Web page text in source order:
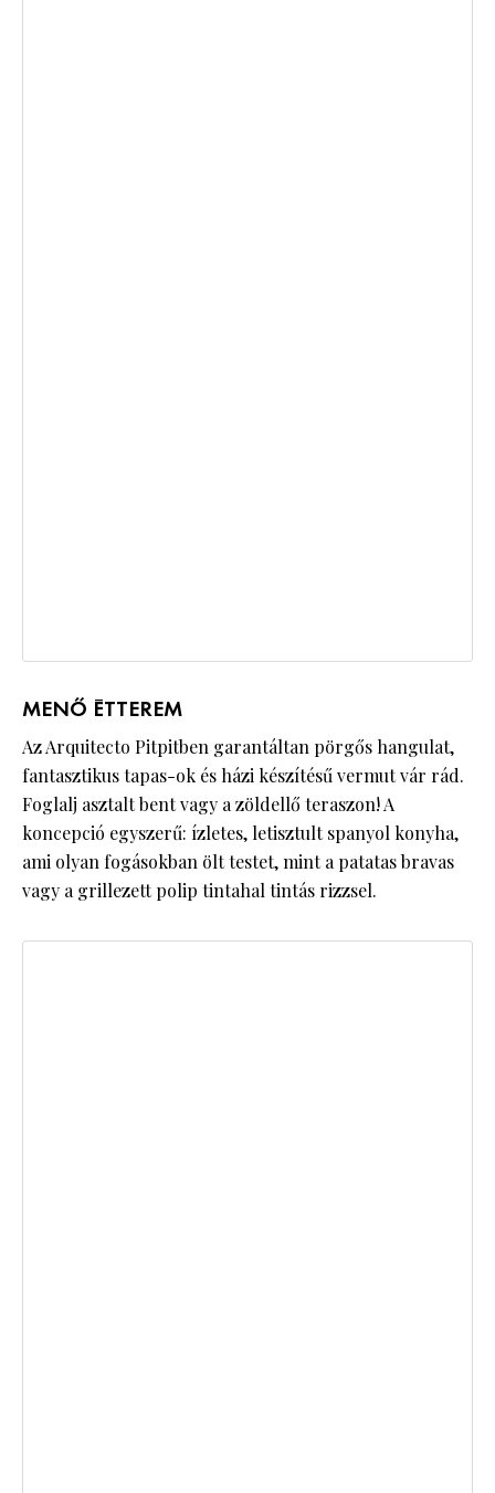
MENŐ ÉTTEREM
Az Arquitecto Pitpitben garantáltan pörgős hangulat,
fantasztikus tapas-ok és házi készítésű vermut vár rád.
Foglalj asztalt bent vagy a zöldellő teraszon! A
koncepció egyszerű: ízletes, letisztult spanyol konyha,
ami olyan fogásokban ölt testet, mint a patatas bravas
vagy a grillezett polip tintahal tintás rizzsel.